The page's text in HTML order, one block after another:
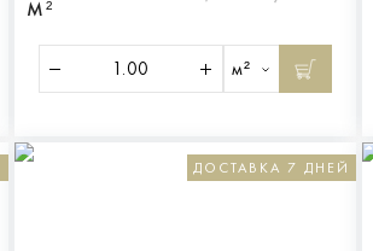
М²
м²
ДОСТАВКА 7 ДНЕЙ